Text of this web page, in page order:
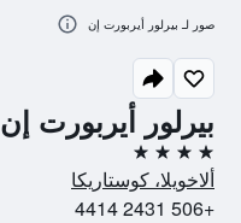
بيرلور أيربورت إن
4 نجوم
ألاخويلا، كوستاريكا
+506 2431 4414
صور لـ بيرلور أيربورت إن